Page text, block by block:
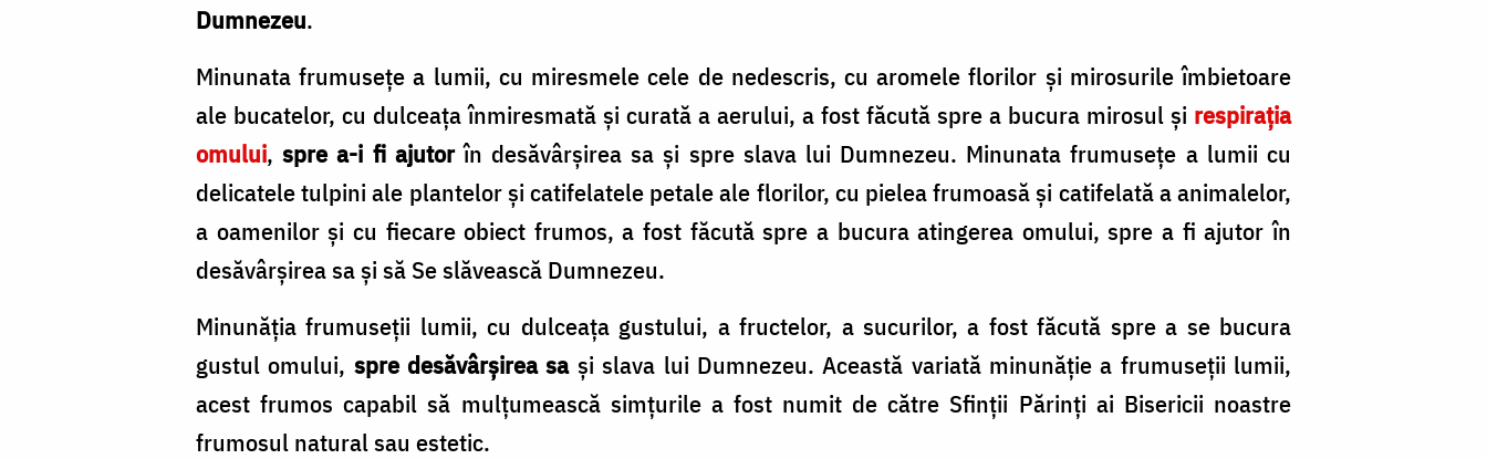
Dumnezeu.
Minunata frumusețe a lumii, cu miresmele cele de nedescris, cu aromele florilor și mirosurile îmbietoare
ale bucatelor, cu dulceața înmiresmată și curată a aerului, a fost făcută spre a bucura mirosul și respirația
omului,spre a-i fi ajutorîn desăvârșirea sa și spre slava lui Dumnezeu. Minunata frumusețe a lumii cu
delicatele tulpini ale plantelor și catifelatele petale ale florilor, cu pielea frumoasă și catifelată a animalelor,
a oamenilor și cu fiecare obiect frumos, a fost făcută spre a bucura atingerea omului, spre a fi ajutor în
desăvârșirea sa și să Se slăvească Dumnezeu.
Minunăția frumuseții lumii, cu dulceața gustului, a fructelor, a sucurilor, a fost făcută spre a se bucura
gustul omului, spre desăvârșirea sași slava lui Dumnezeu. Această variată minunăție a frumuseții lumii,
acest frumos capabil să mulțumească simțurile a fost numit de către Sfinții Părinți ai Bisericii noastre
frumosul natural sau estetic.